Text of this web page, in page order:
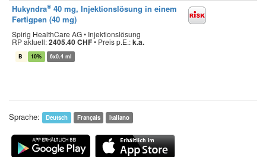
Hukyndra® 40 mg, Injektionslösung in einem
Fertigpen (40 mg)
Spirig HealthCare AG • Injektionslösung
RP aktuell:2405.40 CHF• Preis p.E.:k.a.
B 10% 6x0.4 ml
Sprache: Deutsch Français Italiano